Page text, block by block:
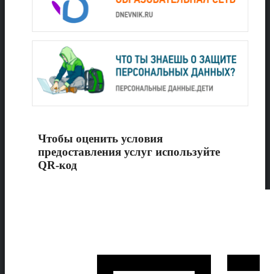
Чтобы оценить условия
предоставления услуг используйте
QR-код